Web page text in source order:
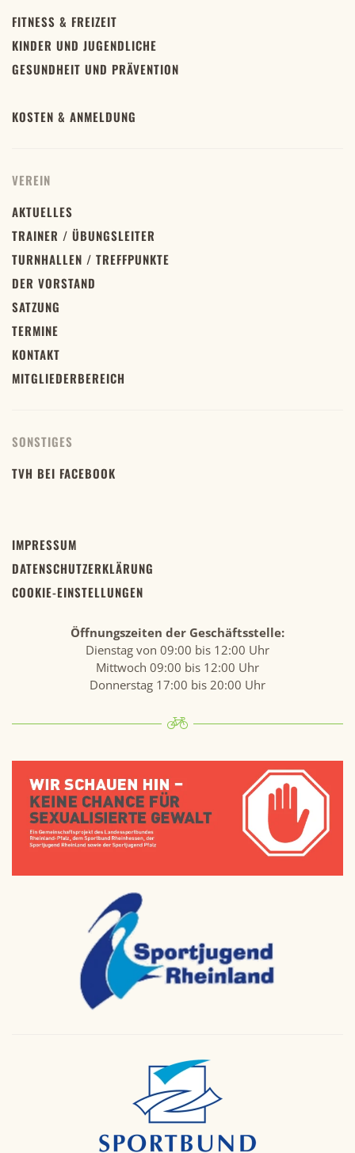
FITNESS & FREIZEIT
KINDER UND JUGENDLICHE
GESUNDHEIT UND PRÄVENTION
KOSTEN & ANMELDUNG
VEREIN
AKTUELLES
TRAINER / ÜBUNGSLEITER
TURNHALLEN / TREFFPUNKTE
DER VORSTAND
SATZUNG
TERMINE
KONTAKT
MITGLIEDERBEREICH
SONSTIGES
TVH BEI FACEBOOK
IMPRESSUM
DATENSCHUTZERKLÄRUNG
COOKIE-EINSTELLUNGEN
Öffnungszeiten der Geschäftsstelle:
Dienstag von 09:00 bis 12:00 Uhr
Mittwoch 09:00 bis 12:00 Uhr
Donnerstag 17:00 bis 20:00 Uhr